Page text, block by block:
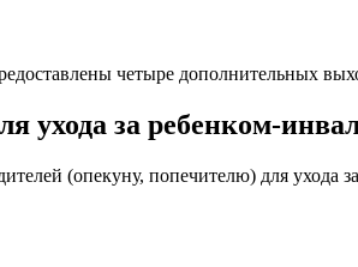
четыре дополнительных
ухода за ребенком-
(опекуну, попечителю) для ухода